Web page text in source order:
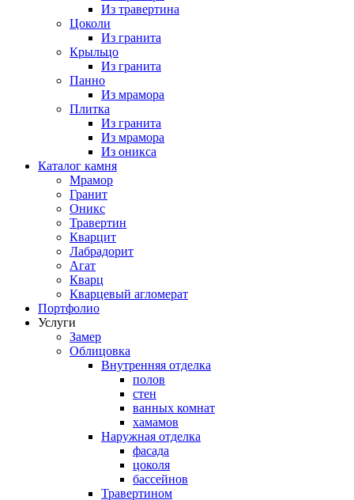
Из травертина
Цоколи
Из гранита
Крыльцо
Из гранита
Панно
Из мрамора
Плитка
Из гранита
Из мрамора
Из оникса
Каталог камня
Мрамор
Гранит
Оникс
Травертин
Кварцит
Лабрадорит
Агат
Кварц
Кварцевый агломерат
Портфолио
Услуги
Замер
Облицовка
Внутренняя отделка
полов
стен
ванных комнат
хамамов
Наружная отделка
фасада
цоколя
бассейнов
Травертином